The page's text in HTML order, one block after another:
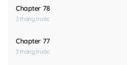
Chapter 78
3 tháng trước
Chapter 77
3 tháng trước